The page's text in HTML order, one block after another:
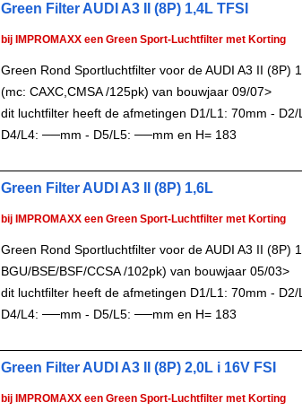
Green Filter AUDI A3 II (8P) 1,4L TFSI
bij IMPROMAXX een Green Sport-Luchtfilter met Korting
Green Rond Sportluchtfilter voor de AUDI A3 II (8P)
(mc: CAXC,CMSA /125pk) van bouwjaar 09/07>
dit luchtfilter heeft de afmetingen D1/L1: 70mm -
D4/L4: ──mm - D5/L5: ──mm en H= 183
Green Filter AUDI A3 II (8P) 1,6L
bij IMPROMAXX een Green Sport-Luchtfilter met Korting
Green Rond Sportluchtfilter voor de AUDI A3 II (8P)
BGU/BSE/BSF/CCSA /102pk) van bouwjaar 05/03>
dit luchtfilter heeft de afmetingen D1/L1: 70mm -
D4/L4: ──mm - D5/L5: ──mm en H= 183
Green Filter AUDI A3 II (8P) 2,0L i 16V FSI
bij IMPROMAXX een Green Sport-Luchtfilter met Korting